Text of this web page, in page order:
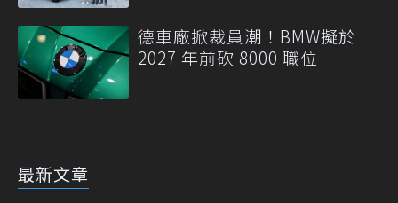
德車廠掀裁員潮！BMW擬於
2027 年前砍 8000 職位
最新文章